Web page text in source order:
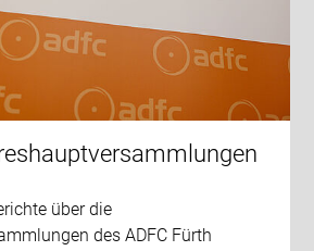
über die
des ADFC Fürth